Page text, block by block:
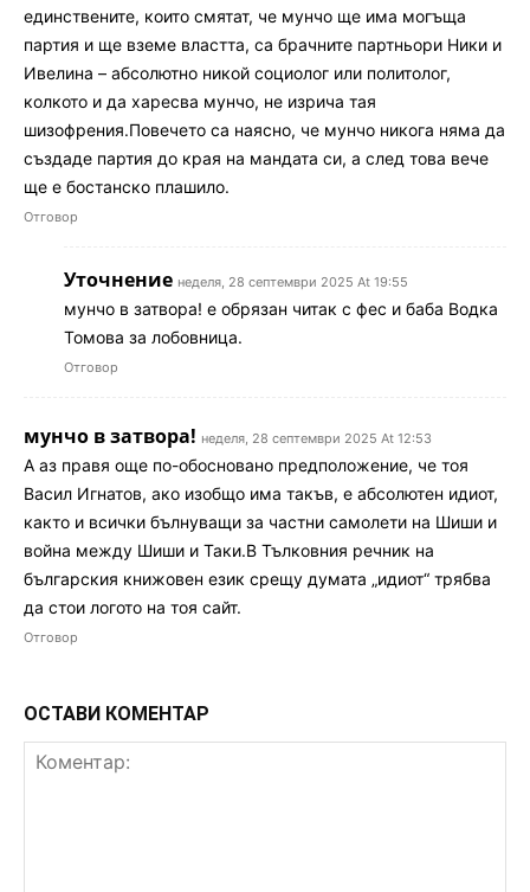
единствените, които смятат, че мунчо ще има могъща
партия и ще вземе властта, са брачните партньори Ники и
Ивелина – абсолютно никой социолог или политолог,
колкото и да харесва мунчо, не изрича тая
шизофрения.Повечето са наясно, че мунчо никога няма да
създаде партия до края на мандата си, а след това вече
ще е бостанско плашило.
Отговор
Уточнение неделя, 28 септември 2025 At 19:55
мунчо в затвора! е обрязан читак с фес и баба Водка
Томова за лобовница.
Отговор
мунчо в затвора! неделя, 28 септември 2025 At 12:53
А аз правя още по-обосновано предположение, че тоя
Васил Игнатов, ако изобщо има такъв, е абсолютен идиот,
както и всички бълнуващи за частни самолети на Шиши и
война между Шиши и Таки.В Тълковния речник на
българския книжовен език срещу думата „идиот“ трябва
да стои логото на тоя сайт.
Отговор
ОСТАВИ КОМЕНТАР